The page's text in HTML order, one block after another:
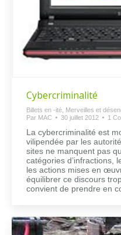
Cybercriminalité
Billets en -ité Merveilles et
Par MAC 30 juillet 2012 1
La cybercriminalité est
vilipendée par les
sites ne manquent pas
catégories d’infractions,
les actions mises en
équilibrer ce discours
convient de prendre en